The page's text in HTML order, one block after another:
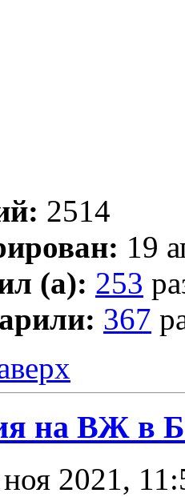
2514
19
(а): 253
367
на ВЖ в
2021,